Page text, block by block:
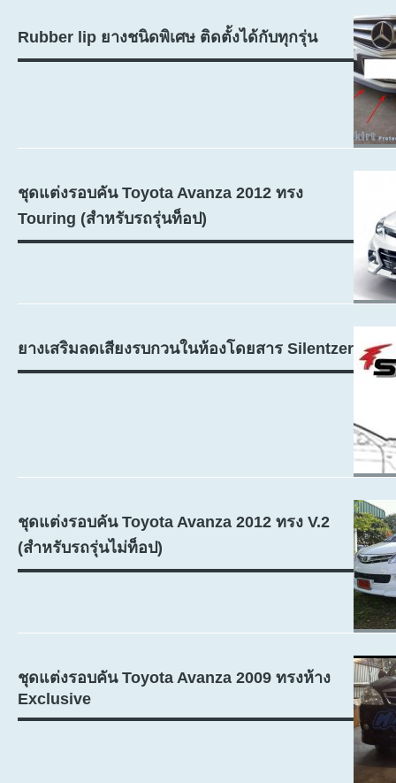
Rubber lip ยางชนิดพิเศษ ติดตั้งได้กับทุกรุ่น
ชุดแต่งรอบคัน Toyota Avanza 2012 ทรง
Touring (สำหรับรถรุ่นท็อป)
ยางเสริมลดเสียงรบกวนในห้องโดยสาร Silentzer
ชุดแต่งรอบคัน Toyota Avanza 2012 ทรง V.2
(สำหรับรถรุ่นไม่ท็อป)
ชุดแต่งรอบคัน Toyota Avanza 2009 ทรงห้าง
Exclusive